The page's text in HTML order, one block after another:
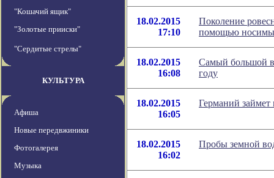
"Кошачий ящик"
"Золотые прииски"
"Сердитые стрелы"
КУЛЬТУРА
Афиша
Новые передвжиники
Фотогалерея
Музыка
18.02.2015
17:10
Поколение
помощью
18.02.2015
16:08
Самый большой в
году
18.02.2015
16:05
Германий займет
18.02.2015
16:02
Пробы земной